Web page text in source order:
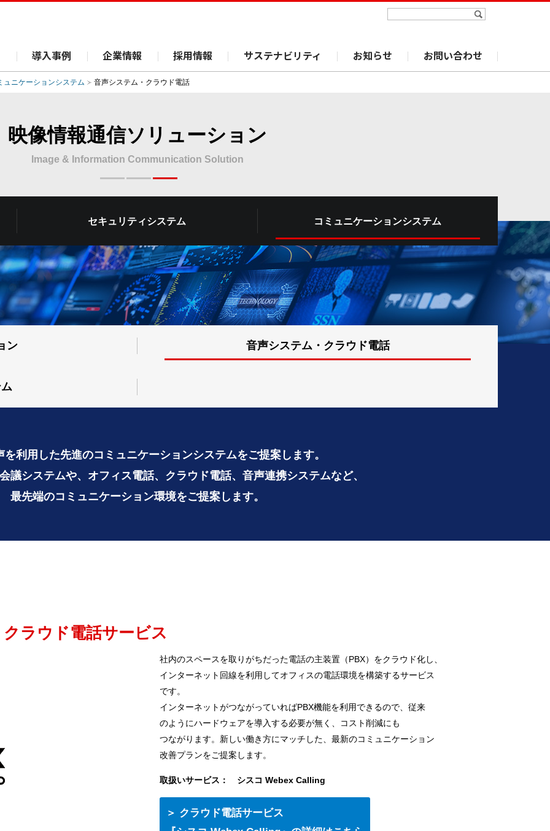
導入事例 企業情報 採用情報 サステナビリティ お知らせ お問い合わせ
ュニケーションシステム 音声システム・クラウド電話
映像情報通信ソリューション
Image & Information Communication Solution
セキュリティシステム コミュニケーションシステム
ン 音声システム・ クラウド電話
を利用した先進のコミュニケーションシステムをご提案します。
議システムや、オフィス電話、クラウド電話、音声連携システムなど、
最先端のコミュニケーション環境をご提案します。
クラウド電話サービス
社内のスペースを取りがちだった電話の主装置（PBX）をクラウド化し、
インターネット回線を利用してオフィスの電話環境を構築するサービス
です。
インターネットがつながっていればPBX機能を利用できるので、従来
のようにハードウェアを導入する必要が無く、コスト削減にも
つながります。新しい働き方にマッチした、最新のコミュニケーション
改善プランをご提案します。
取扱いサービス： シスコ Webex Calling
＞ クラウド電話サービス